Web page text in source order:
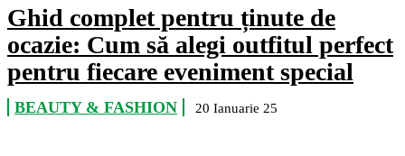
Ghid complet pentru ținute de
ocazie: Cum să alegi outfitul perfect
pentru fiecare eveniment special
BEAUTY & FASHION 20 Ianuarie 25